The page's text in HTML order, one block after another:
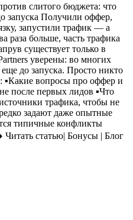
слитого бюджета: что
запуска Получили оффер,
запустили трафик — а
раза больше, часть трафика
существует только в
уверены: во многих
до запуска. Просто никто
▪️Какие вопросы про оффер и
после первых лидов ▪️Что
трафика, чтобы не
задают даже опытные
типичные конфликты
статью| Бонусы | Блог